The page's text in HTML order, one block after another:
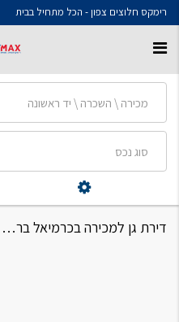
רימקס חלוצים צפון - הכל מתחיל בבית
מכירה \ השכרה \ יד ראשונה
סוג נכס
דירת גן למכירה בכרמיאל ברחוב חטיבת כרמלי 4 חדרים